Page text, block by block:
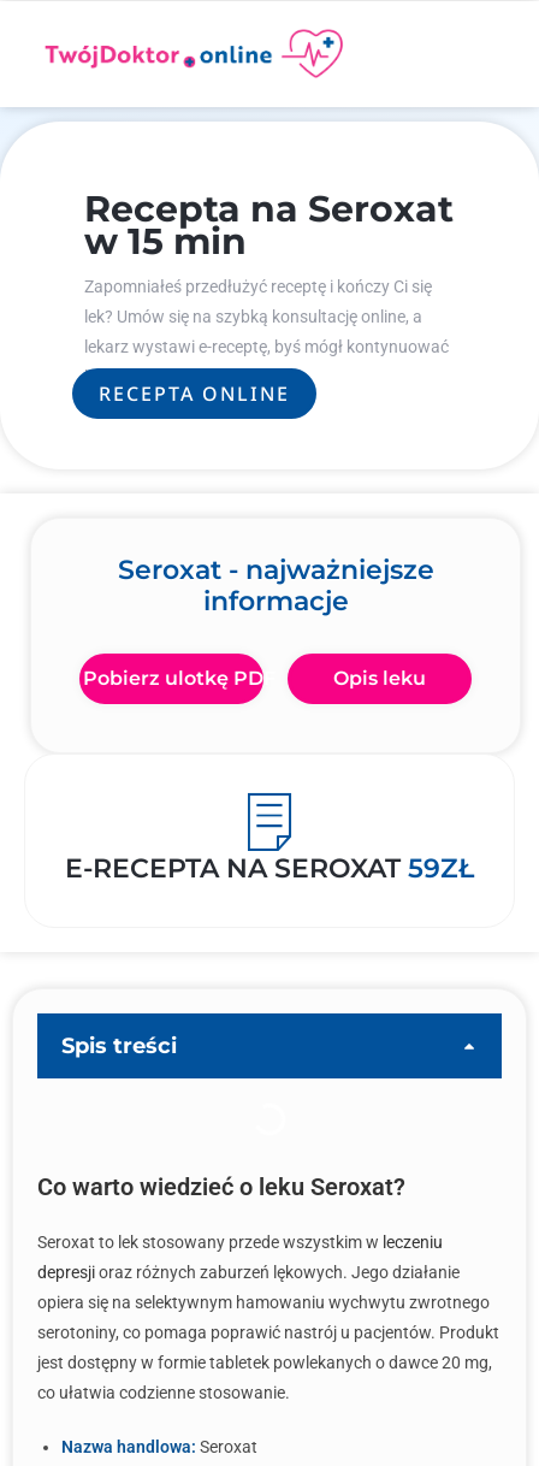
Recepta na Seroxat
w 15 min
Zapomniałeś przedłużyć receptę i kończy Ci się
lek? Umów się na szybką konsultację online, a
lekarz wystawi e-receptę, byś mógł kontynuować
leczenie.
RECEPTA ONLINE
Seroxat - najważniejsze
informacje
Pobierz ulotkę PDF Opis leku
E-RECEPTA NA SEROXAT59ZŁ
Spis treści
Co warto wiedzieć o leku Seroxat?
Seroxat to lek stosowany przede wszystkim w leczeniu
depresjioraz różnych zaburzeń lękowych. Jego działanie
opiera się na selektywnym hamowaniu wychwytu zwrotnego
serotoniny, co pomaga poprawić nastrój u pacjentów. Produkt
jest dostępny w formie tabletek powlekanych o dawce 20 mg,
co ułatwia codzienne stosowanie.
Nazwa handlowa: Seroxat